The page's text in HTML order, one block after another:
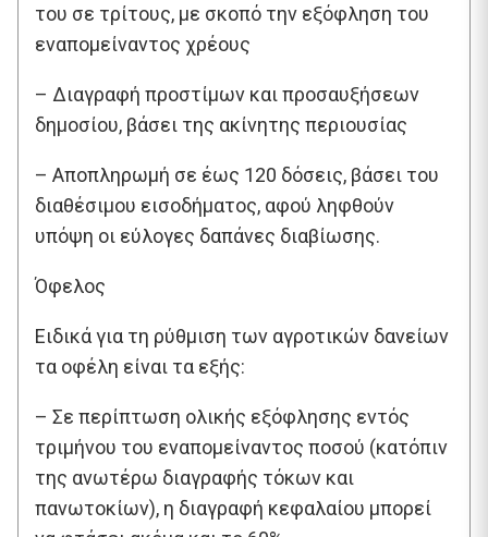
του σε τρίτους, με σκοπό την εξόφληση του
εναπομείναντος χρέους
– Διαγραφή προστίμων και προσαυξήσεων
δημοσίου, βάσει της ακίνητης περιουσίας
– Αποπληρωμή σε έως 120 δόσεις, βάσει του
διαθέσιμου εισοδήματος, αφού ληφθούν
υπόψη οι εύλογες δαπάνες διαβίωσης.
Όφελος
Ειδικά για τη ρύθμιση των αγροτικών δανείων
τα οφέλη είναι τα εξής:
– Σε περίπτωση ολικής εξόφλησης εντός
τριμήνου του εναπομείναντος ποσού (κατόπιν
της ανωτέρω διαγραφής τόκων και
πανωτοκίων), η διαγραφή κεφαλαίου μπορεί